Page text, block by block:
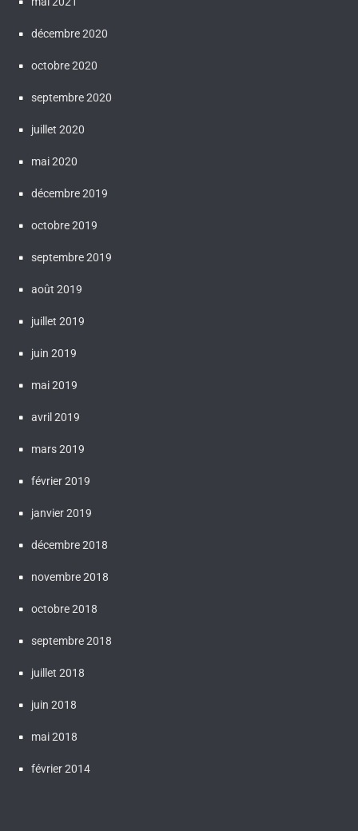
décembre 2020
octobre 2020
septembre 2020
juillet 2020
mai 2020
décembre 2019
octobre 2019
septembre 2019
août 2019
juillet 2019
juin 2019
mai 2019
avril 2019
mars 2019
février 2019
janvier 2019
décembre 2018
novembre 2018
octobre 2018
septembre 2018
juillet 2018
juin 2018
mai 2018
février 2014